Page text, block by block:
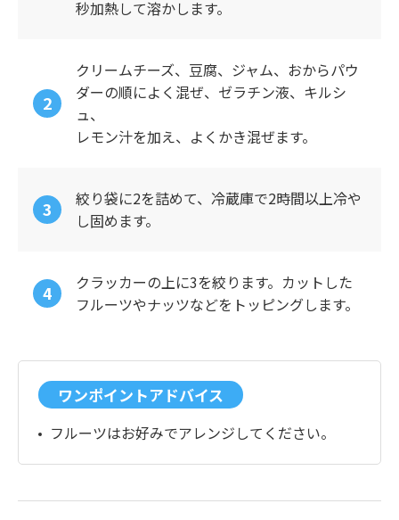
秒加熱して溶かします。
クリームチーズ、豆腐、ジャム、おからパウ
ダーの順によく混ぜ、ゼラチン液、キルシ
ュ、
レモン汁を加え、よくかき混ぜます。
絞り袋に2を詰めて、冷蔵庫で2時間以上冷や
し固めます。
クラッカーの上に3を絞ります。カットした
フルーツやナッツなどをトッピングします。
ワンポイントアドバイス
フルーツはお好みでアレンジしてください。